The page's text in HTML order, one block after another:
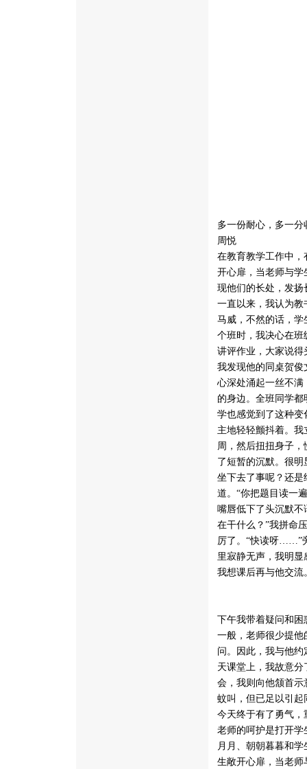
多一份耐心，多一分
周悦
在教育教学工作中
开心扉，当老师与
现他们的长处，发
一直以来，我认为
马威，不然的话，学
个班时，我决心在
讲评作业，大家说
我发现他的同桌贺
心深处涌起一丝不满
的身边。全班同学
学也感觉到了这种
主地轻轻颤抖着。
周，然后扭扭身子
了短暂的沉默。很
坐下去了事呢？还
道。“你把题目读一
嘴唇低下了头沉默不
在干什么？”我拼命
厉了。“快读呀……”
里寂静无声，我明
我想课后再与他交流
下午我带着疑问和
一般，老师很少提
问。因此，我与他
天课堂上，我故意
会，我则向他颔首
蚊叫，但已足以引
今天终于有了勇气
老师的呵护是打开
月月、朝朝暮暮和
生敞开心扉，当老